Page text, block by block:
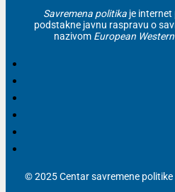
Savremena politika je
podstakne javnu raspravu o
nazivom European
© 2025 Centar savremene